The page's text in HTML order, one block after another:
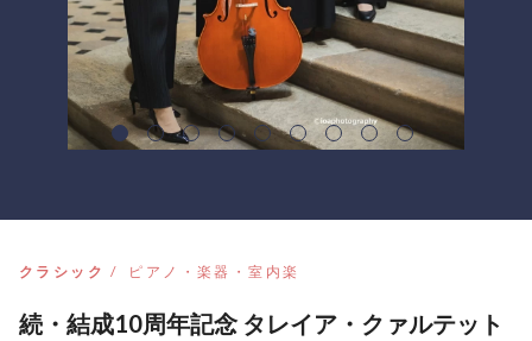
クラシック ピアノ・楽器・室内楽
続・結成10周年記念 タレイア・クァルテット